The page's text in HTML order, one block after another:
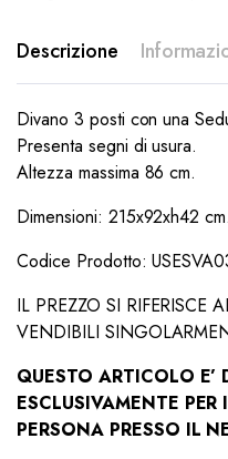
Descrizione
Divano 3 posti con una
Presenta segni di usura.
Altezza massima 86 cm.
Dimensioni: 215x92xh42 cm.
Codice Prodotto:
IL PREZZO SI RIFERISCE
VENDIBILI
QUESTO ARTICOLO E’
ESCLUSIVAMENTE
PERSONA PRESSO IL